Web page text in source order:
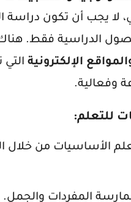
لا يجب أن تكون دراسة
الدراسية فقط. هناك
الإلكترونية
وفعالية.
للتعلم:
الأساسيات من خلال
المفردات والجمل.